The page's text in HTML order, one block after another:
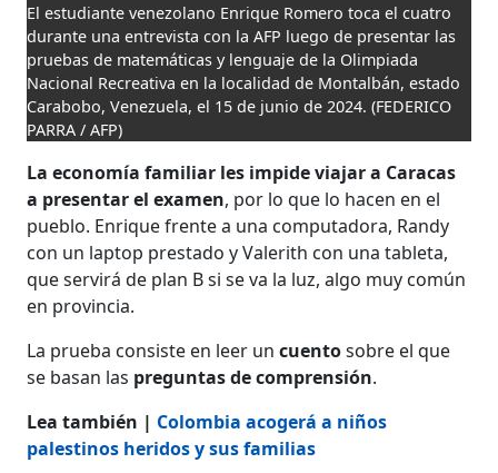
El estudiante venezolano Enrique Romero toca el cuatro
durante una entrevista con la AFP luego de presentar las
pruebas de matemáticas y lenguaje de la Olimpiada
Nacional Recreativa en la localidad de Montalbán, estado
Carabobo, Venezuela, el 15 de junio de 2024. (FEDERICO
PARRA / AFP)
La economía familiar les impide viajar a Caracas
a presentar el examen, por lo que lo hacen en el
pueblo. Enrique frente a una computadora, Randy
con un laptop prestado y Valerith con una tableta,
que servirá de plan B si se va la luz, algo muy común
en provincia.
La prueba consiste en leer uncuentosobre el que
se basan las preguntas de comprensión.
Lea también | Colombia acogerá a niños
palestinos heridos y sus familias